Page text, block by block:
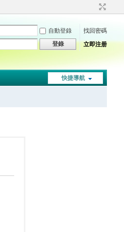
自動登錄
找回密碼
登錄 立即注册
快捷導航